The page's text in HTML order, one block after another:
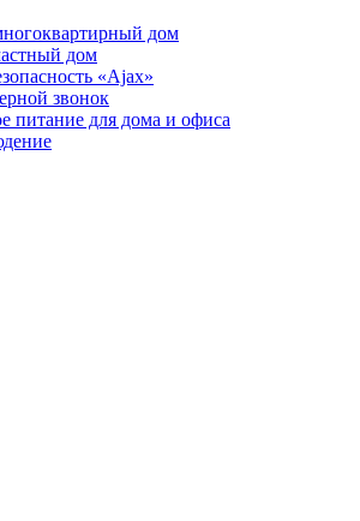
дом
дом
«Ajax»
звонок
питание для дома и офиса